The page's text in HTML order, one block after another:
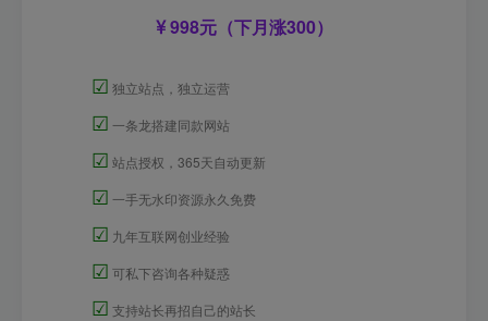
998元（下月涨300）
☑ 独立站点，独立运营
☑ 一条龙搭建同款网站
☑ 站点授权，365天自动更新
☑ 一手无水印资源永久免费
☑ 九年互联网创业经验
☑ 可私下咨询各种疑惑
☑ 支持站长再招自己的站长